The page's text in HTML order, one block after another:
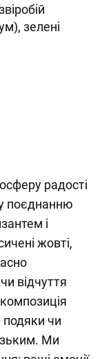
зелені
радості
поєднанню
і
жовті,
відчуття
подяки чи
Ми